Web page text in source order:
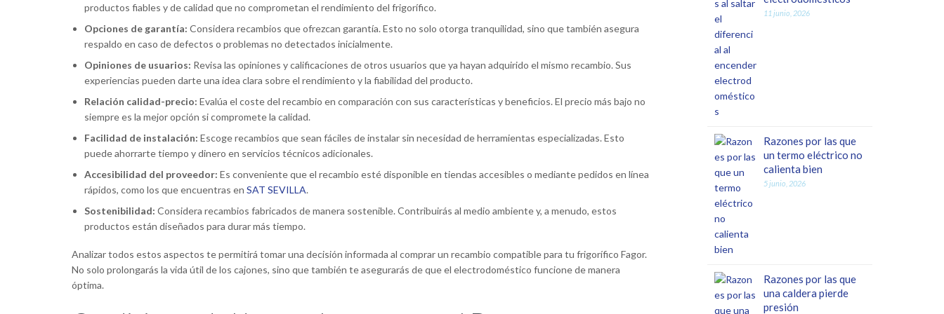
productos fiables y de calidad que no comprometan el rendimiento del frigorífico.
Opciones de garantía: Considera recambios que ofrezcan garantía. Esto no solo otorga tranquilidad, sino que también asegura
respaldo en caso de defectos o problemas no detectados inicialmente.
Opiniones de usuarios: Revisa las opiniones y calificaciones de otros usuarios que ya hayan adquirido el mismo recambio. Sus
experiencias pueden darte una idea clara sobre el rendimiento y la fiabilidad del producto.
Relación calidad-precio: Evalúa el coste del recambio en comparación con sus características y beneficios. El precio más bajo no
siempre es la mejor opción si compromete la calidad.
Facilidad de instalación: Escoge recambios que sean fáciles de instalar sin necesidad de herramientas especializadas. Esto
puede ahorrarte tiempo y dinero en servicios técnicos adicionales.
Accesibilidad del proveedor: Es conveniente que el recambio esté disponible en tiendas accesibles o mediante pedidos en línea
rápidos, como los que encuentras enSAT SEVILLA.
Sostenibilidad: Considera recambios fabricados de manera sostenible. Contribuirás al medio ambiente y, a menudo, estos
productos están diseñados para durar más tiempo.
Analizar todos estos aspectos te permitirá tomar una decisión informada al comprar un recambio compatible para tu frigorífico Fagor.
No solo prolongarás la vida útil de los cajones, sino que también te asegurarás de que el electrodoméstico funcione de manera
óptima.
11 junio, 2026
Razones por las que
un termo eléctrico no
calienta bien
5 junio, 2026
Razones por las que
una caldera pierde
presión